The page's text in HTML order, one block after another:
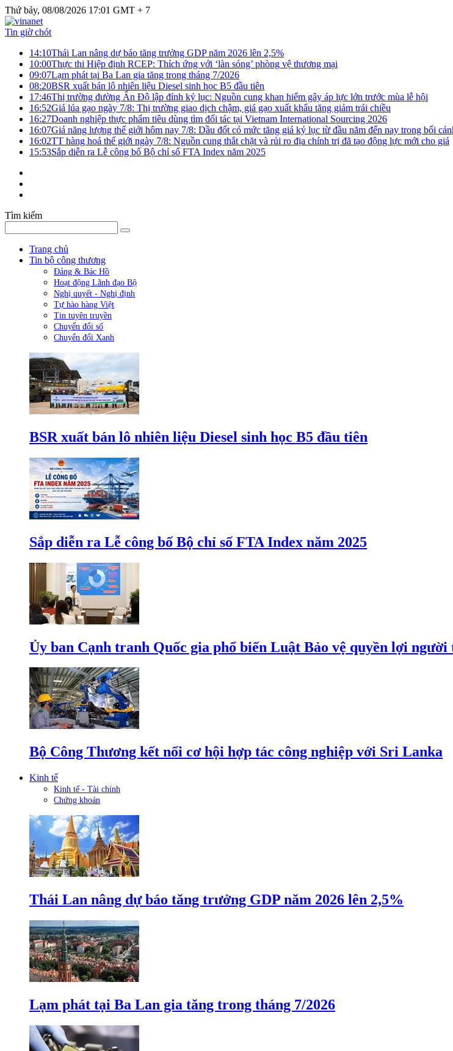
Thứ bảy, 08/08/2026 17:01 GMT + 7
Tin giờ chót
14:10Thái Lan nâng dự báo tăng trưởng GDP năm 2026 lên 2,5%
10:00Thực thi Hiệp định RCEP: Thích ứng với ‘làn sóng’ phòng vệ thương mại
09:07Lạm phát tại Ba Lan gia tăng trong tháng 7/2026
08:20BSR xuất bán lô nhiên liệu Diesel sinh học B5 đầu tiên
17:46Thị trường đường Ấn Độ lập đỉnh kỷ lục: Nguồn cung khan hiếm gây áp lực lớn trước mùa lễ hội
16:52Giá lúa gạo ngày 7/8: Thị trường giao dịch chậm, giá gạo xuất khẩu tăng giảm trái chiều
16:27Doanh nghiệp thực phẩm tiêu dùng tìm đối tác tại Vietnam International Sourcing 2026
16:07Giá năng lượng thế giới hôm nay 7/8: Dầu đốt có mức tăng giá kỷ lục từ đầu năm đến nay trong bối
16:02TT hàng hoá thế giới ngày 7/8: Nguồn cung thắt chặt và rủi ro địa chính trị đã tạo động lực mới cho giá
15:53Sắp diễn ra Lễ công bố Bộ chỉ số FTA Index năm 2025
Tìm kiếm
Trang chủ
Tin bộ công thương
Đảng & Bác Hồ
Hoạt động Lãnh đạo Bộ
Nghị quyết - Nghị định
Tự hào hàng Việt
Tin tuyên truyền
Chuyển đổi số
Chuyển đổi Xanh
BSR xuất bán lô nhiên liệu Diesel sinh học B5 đầu tiên
Sắp diễn ra Lễ công bố Bộ chỉ số FTA Index năm 2025
Ủy ban Cạnh tranh Quốc gia phổ biến Luật Bảo vệ quyền lợi người
Bộ Công Thương kết nối cơ hội hợp tác công nghiệp với Sri Lanka
Kinh tế
Kinh tế - Tài chính
Chứng khoán
Thái Lan nâng dự báo tăng trưởng GDP năm 2026 lên 2,5%
Lạm phát tại Ba Lan gia tăng trong tháng 7/2026